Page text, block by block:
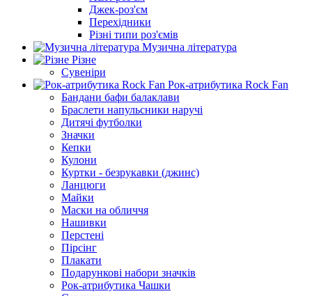
Джек-роз'єм
Перехідники
Різні типи роз'ємів
Музична література
Різне
Сувеніри
Рок-атрибутика Rock Fan
Бандани бафи балаклави
Браслети напульсники наручі
Дитячі футболки
Значки
Кепки
Кулони
Куртки - безрукавки (джинс)
Ланцюги
Майки
Маски на обличчя
Нашивки
Перстені
Пірсінг
Плакати
Подарункові набори значків
Рок-атрибутика Чашки